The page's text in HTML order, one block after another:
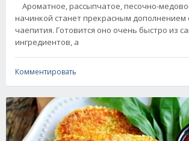
Ароматное, рассыпчатое, песочно-
начинкой станет прекрасным дополнением
чаепития. Готовится оно очень быстро из
ингредиентов, а
Комментировать